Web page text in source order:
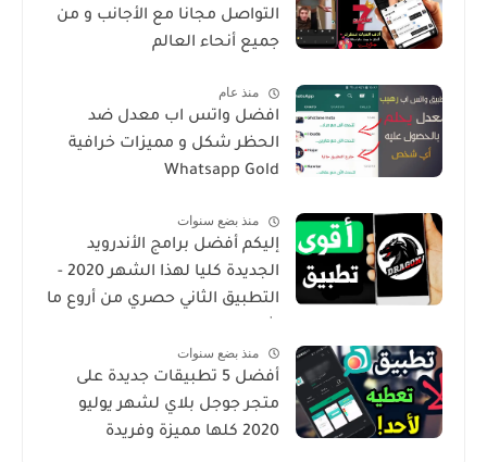
التواصل مجانا مع الأجانب و من
جميع أنحاء العالم
منذ عام
افضل واتس اب معدل ضد
الحظر شكل و مميزات خرافية
Whatsapp Gold
منذ بضع سنوات
إليكم أفضل برامج الأندرويد
الجديدة كليا لهذا الشهر 2020 -
التطبيق الثاني حصري من أروع ما
منذ بضع سنوات
أفضل 5 تطبيقات جديدة على
متجر جوجل بلاي لشهر يوليو
2020 كلها مميزة وفريدة